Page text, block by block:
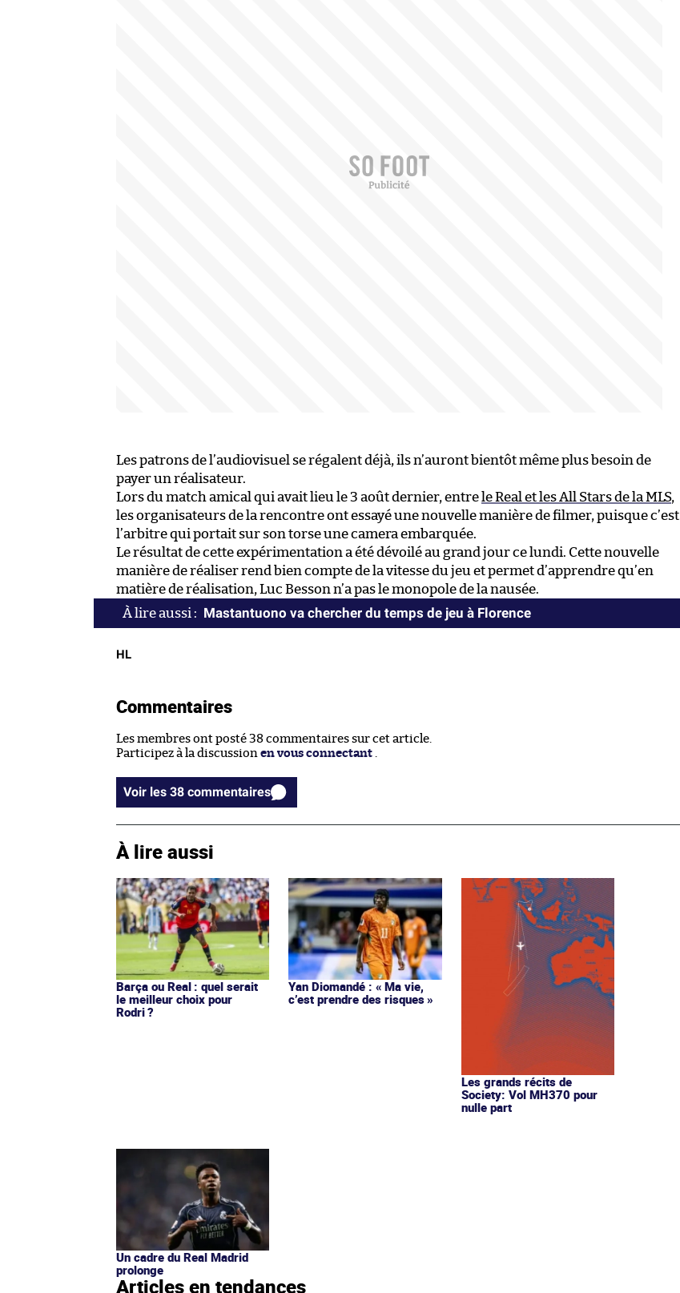
Les patrons de l’audiovisuel se régalent déjà, ils n’auront bientôt même plus besoin de
payer un réalisateur.
Lors du match amical qui avait lieu le 3 août dernier, entre le Real et les All Stars de la MLS,
les organisateurs de la rencontre ont essayé une nouvelle manière de filmer, puisque c’est
l’arbitre qui portait sur son torse une camera embarquée.
Le résultat de cette expérimentation a été dévoilé au grand jour ce lundi. Cette nouvelle
manière de réaliser rend bien compte de la vitesse du jeu et permet d’apprendre qu’en
matière de réalisation, Luc Besson n’a pas le monopole de la nausée.
Mastantuono va chercher du temps de jeu à Florence
HL
Commentaires
Les membres ont posté 38 commentaires sur cet article.
Participez à la discussion en vous connectant .
Voir les 38 commentaires
À lire aussi
Barça ou Real : quel serait
le meilleur choix pour
Rodri ?
Yan Diomandé : « Ma vie,
c’est prendre des risques »
Les grands récits de
Society: Vol MH370 pour
nulle part
Un cadre du Real Madrid
prolonge
Articles en tendances